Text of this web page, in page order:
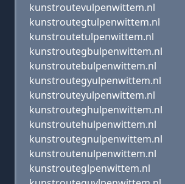
kunstroutevulpenwittem.nl
kunstroutegtulpenwittem.nl
kunstroutetulpenwittem.nl
kunstroutegbulpenwittem.nl
kunstroutebulpenwittem.nl
kunstroutegyulpenwittem.nl
kunstrouteyulpenwittem.nl
kunstrouteghulpenwittem.nl
kunstroutehulpenwittem.nl
kunstroutegnulpenwittem.nl
kunstroutenulpenwittem.nl
kunstrouteglpenwittem.nl